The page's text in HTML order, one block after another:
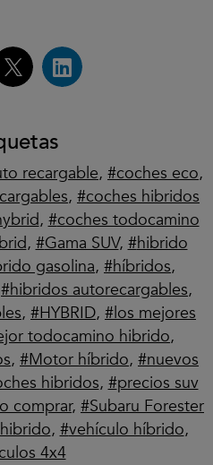
recargable, coches eco,
,
coches hibridos
, coches todocamino
, Gama SUV, hibrido
gasolina, híbridos,
hibridos autorecargables,
, HYBRID,
los mejores
todocamino hibrido,
, Motor híbrido,
nuevos
hibridos, precios suv
comprar,
Subaru Forester
, vehículo híbrido,
4x4